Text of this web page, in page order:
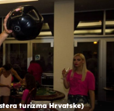
turizma Hrvatske)